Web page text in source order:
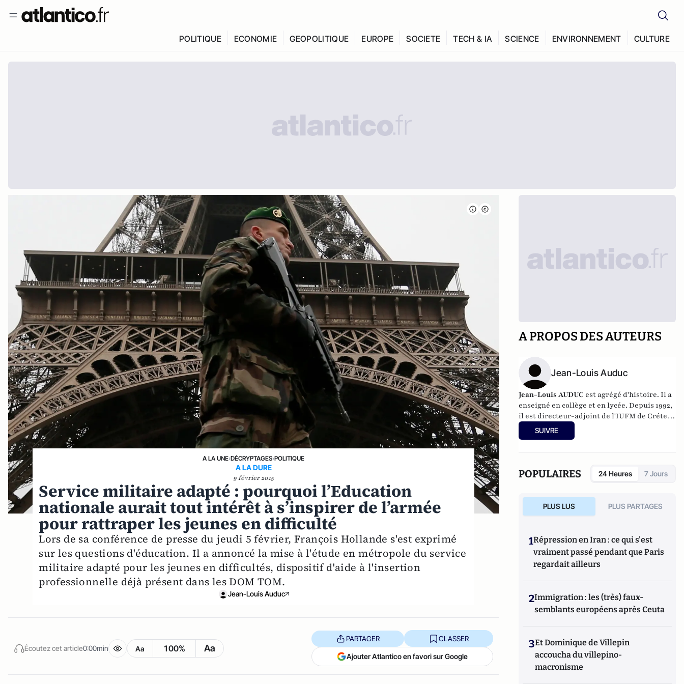
POLITIQUE ECONOMIE GEOPOLITIQUE EUROPE SOCIETE TECH & IA SCIENCE ENVIRONNEMENT CULTURE
A LA UNE›DÉCRYPTAGES›POLITIQUE
A LA DURE
9 février 2015
Service militaire adapté : pourquoi l’Education
nationale aurait tout intérêt à s’inspirer de l’armée
pour rattraper les jeunes en difficulté
Lors de sa conférence de presse du jeudi 5 février, François Hollande s'est exprimé
sur les questions d'éducation. Il a annoncé la mise à l'étude en métropole du service
militaire adapté pour les jeunes en difficultés, dispositif d'aide à l'insertion
professionnelle déjà présent dans les DOM TOM.
Jean-Louis Auduc
Écoutez cet article0:00min Aa 100% Aa
PARTAGER CLASSER
Ajouter Atlantico en favori sur Google
A PROPOS DES AUTEURS
Jean-Louis Auduc
Jean-Louis AUDUC est agrégé d'histoire. Il a
enseigné en collège et en lycée. Depuis 1992,
il est directeur-adjoint de l'IUFM de Créteil,
où il a mis en place des formations sur les
relations parents-enseignants à partir de
scolaire auprès du ministre délégué à
l'Enseignement professionnel. Il a publié de
fonctionnement du système éducatif, la
violence à l'école, la citoyenneté et la laïcité.
SUIVRE
POPULAIRES 24 Heures 7 Jours
PLUS LUS PLUS PARTAGES
1Répression en Iran : ce qui s'est
vraiment passé pendant que Paris
regardait ailleurs
2Immigration : les (très) faux-
semblants européens après Ceuta
3Et Dominique de Villepin
accoucha du villepino-
macronisme